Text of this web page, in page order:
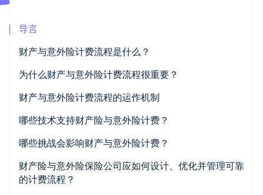
了解 Stripe 如何为 AI 构建经济基础设施。
导言
财产与意外险计费流程是什么？
为什么财产与意外险计费流程很重要？
财产与意外险计费流程的运作机制
保费计算
发票生成
账单送达
哪些技术支持财产险与意外险计费？
核心计费平台
保单与计费集成
哪些挑战会影响财产与意外险计费？
财产险与意外险保险公司应如何设计、优化并管理可靠
的计费流程？